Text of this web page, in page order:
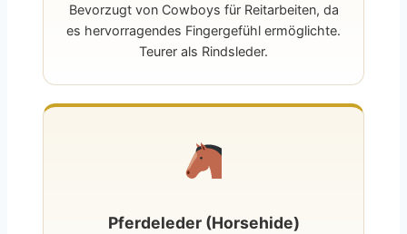
Bevorzugt von Cowboys für Reitarbeiten, da
es hervorragendes Fingergefühl ermöglichte.
Teurer als Rindsleder.
Pferdeleder (Horsehide)